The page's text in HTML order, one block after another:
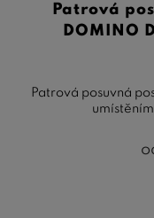
Patrová
DOMINO
Patrová posuvná